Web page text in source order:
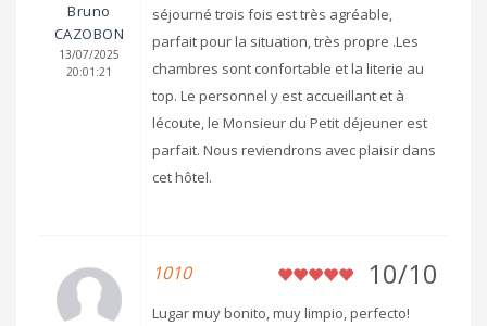
Bruno
CAZOBON
13/07/2025
20:01:21
séjourné trois fois est très agréable,
parfait pour la situation, très propre .Les
chambres sont confortable et la literie au
top. Le personnel y est accueillant et à
lécoute, le Monsieur du Petit déjeuner est
parfait. Nous reviendrons avec plaisir dans
cet hôtel.
1010 10/10
Lugar muy bonito, muy limpio, perfecto!